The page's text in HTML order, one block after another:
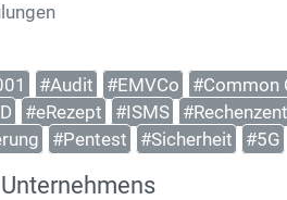
#Audit #EMVCo #Common
#eRezept #ISMS
#Pentest #Sicherheit #5G